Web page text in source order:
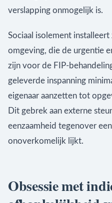
verslapping onmogelijk is.
Sociaal isolement
omgeving, die de urgentie
zijn voor de FIP-
geleverde inspanning
eigenaar aanzetten tot
Dit gebrek aan externe
eenzaamheid tegenover
onoverkomelijk lijkt.
Obsessie met